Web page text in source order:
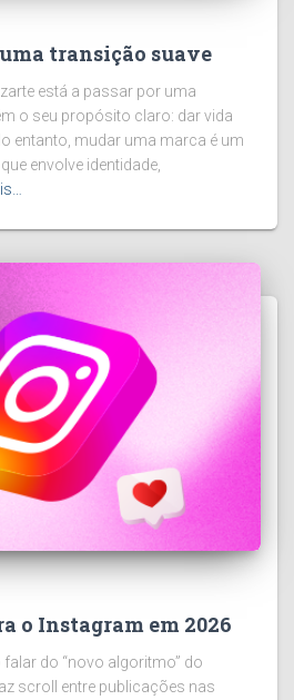
transição suave
está a passar por uma
o seu propósito claro: dar vida
entanto, mudar uma marca é um
envolve identidade,
o Instagram em 2026
do “novo algoritmo” do
scroll entre publicações nas